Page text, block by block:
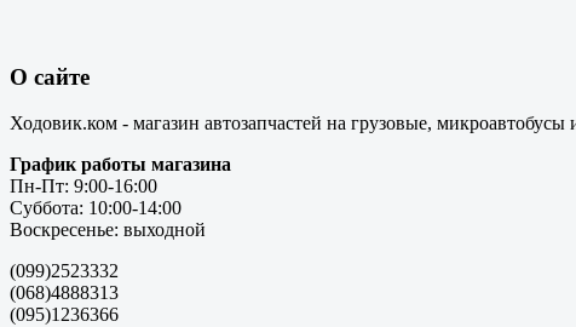
О сайте
Ходовик.ком - магазин автозапчастей на грузовые, микроавтобусы
График работы магазина
Пн-Пт: 9:00-16:00
Суббота: 10:00-14:00
Воскресенье: выходной
(099)2523332
(068)4888313
(095)1236366